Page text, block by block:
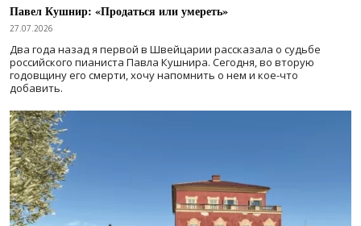
Павел Кушнир: «Продаться или умереть»
27.07.2026
Два года назад я первой в Швейцарии рассказала о судьбе
российского пианиста Павла Кушнира. Сегодня, во вторую
годовщину его смерти, хочу напомнить о нем и кое-что
добавить.